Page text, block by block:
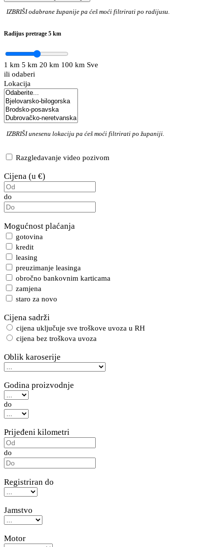
IZBRIŠIodabrane županije pa ćeš moći filtrirati po radijusu.
Radijus pretrage 5 km
1 km 5 km 20 km 100 km Sve
ili odaberi
Lokacija
IZBRIŠIunesenu lokaciju pa ćeš moći filtrirati po županiji.
Razgledavanje video pozivom
Cijena (u €)
do
Mogućnost plaćanja
gotovina
kredit
leasing
preuzimanje leasinga
obročno bankovnim karticama
zamjena
staro za novo
Cijena sadrži
cijena uključuje sve troškove uvoza u RH
cijena bez troškova uvoza
Oblik karoserije
Godina proizvodnje
do
Prijeđeni kilometri
do
Registriran do
Jamstvo
Motor